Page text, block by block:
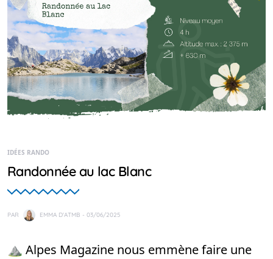
IDÉES RANDO
Randonnée au lac Blanc
PAR EMMA D'ATMB - 03/06/2025
⛰️ Alpes Magazine nous emmène faire une